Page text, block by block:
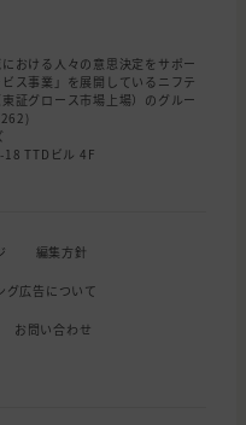
おける人々の意思決定をサポー
ス事業」を展開しているニフテ
証グロース市場上場）のグルー
18 TTDビル 4F
編集方針
グ広告について
お問い合わせ